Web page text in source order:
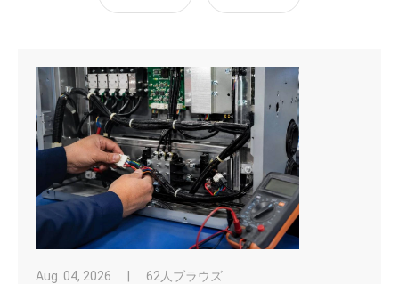
に連絡をつける
Aug. 04, 2026 62人ブラウズ